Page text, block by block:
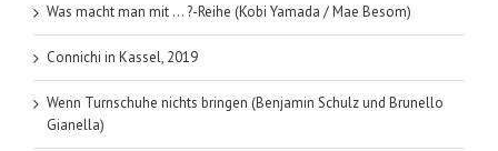
Was macht man mit … ?-Reihe (Kobi Yamada / Mae Besom)
Connichi in Kassel, 2019
Wenn Turnschuhe nichts bringen (Benjamin Schulz und Brunello
Gianella)